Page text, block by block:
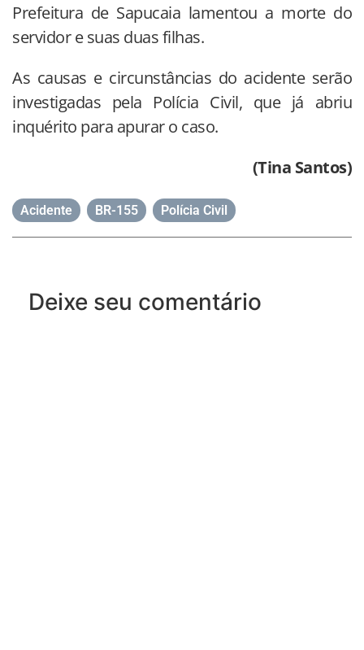
Prefeitura de Sapucaia lamentou a morte do
servidor e suas duas filhas.
As causas e circunstâncias do acidente serão
investigadas pela Polícia Civil, que já abriu
inquérito para apurar o caso.
(Tina Santos)
Acidente BR-155 Polícia Civil
Deixe seu comentário